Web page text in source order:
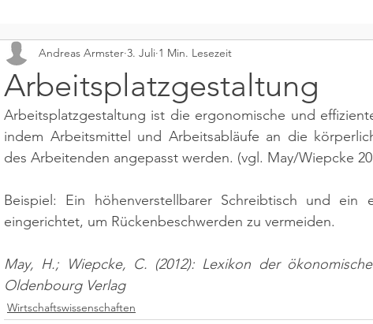
Arbeitsplatzgestaltung
Andreas Armster 3. Juli 1 Min. Lesezeit
Arbeitsplatzgestaltung ist die ergonomische und
indem Arbeitsmittel und Arbeitsabläufe an die
des Arbeitenden angepasst werden. (vgl. May/Wiepcke
Beispiel: Ein höhenverstellbarer Schreibtisch und ein
eingerichtet, um Rückenbeschwerden zu vermeiden.
May, H.; Wiepcke, C. (2012): Lexikon der
Oldenbourg Verlag
Wirtschaftswissenschaften